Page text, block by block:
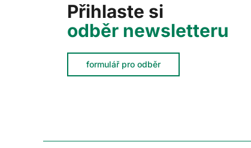
Přihlaste si
odběr newsletteru
formulář pro odběr